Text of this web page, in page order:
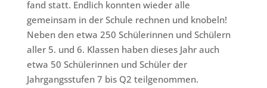
fand statt. Endlich konnten wieder alle
gemeinsam in der Schule rechnen und knobeln!
Neben den etwa 250 Schülerinnen und Schülern
aller 5. und 6. Klassen haben dieses Jahr auch
etwa 50 Schülerinnen und Schüler der
Jahrgangsstufen 7 bis Q2 teilgenommen.